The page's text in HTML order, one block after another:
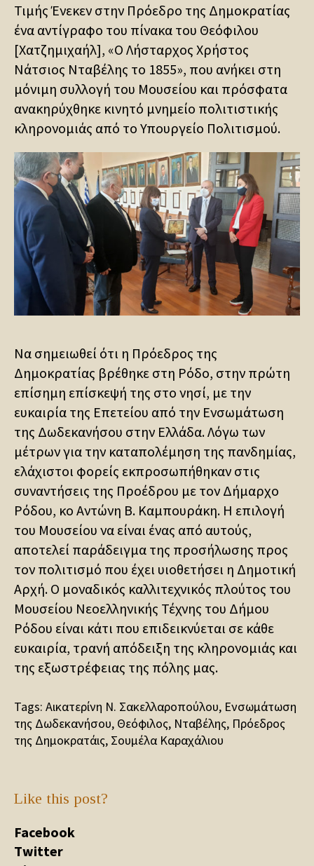
Τιμής Ένεκεν στην Πρόεδρο της Δημοκρατίας
ένα αντίγραφο του πίνακα του Θεόφιλου
[Χατζημιχαήλ], «Ο Λήσταρχος Χρήστος
Νάτσιος Νταβέλης το 1855», που ανήκει στη
μόνιμη συλλογή του Μουσείου και πρόσφατα
ανακηρύχθηκε κινητό μνημείο πολιτιστικής
κληρονομιάς από το Υπουργείο Πολιτισμού.
Να σημειωθεί ότι η Πρόεδρος της
Δημοκρατίας βρέθηκε στη Ρόδο, στην πρώτη
επίσημη επίσκεψή της στο νησί, με την
ευκαιρία της Επετείου από την Ενσωμάτωση
της Δωδεκανήσου στην Ελλάδα. Λόγω των
μέτρων για την καταπολέμηση της πανδημίας,
ελάχιστοι φορείς εκπροσωπήθηκαν στις
συναντήσεις της Προέδρου με τον Δήμαρχο
Ρόδου, κο Αντώνη Β. Καμπουράκη. Η επιλογή
του Μουσείου να είναι ένας από αυτούς,
αποτελεί παράδειγμα της προσήλωσης προς
τον πολιτισμό που έχει υιοθετήσει η Δημοτική
Αρχή. Ο μοναδικός καλλιτεχνικός πλούτος του
Μουσείου Νεοελληνικής Τέχνης του Δήμου
Ρόδου είναι κάτι που επιδεικνύεται σε κάθε
ευκαιρία, τρανή απόδειξη της κληρονομιάς και
της εξωστρέφειας της πόλης μας.
Tags: Αικατερίνη Ν. Σακελλαροπούλου, Ενσωμάτωση
της Δωδεκανήσου, Θεόφιλος, Νταβέλης, Πρόεδρος
της Δημοκρατάις, Σουμέλα Καραχάλιου
Like this post?
Facebook
Twitter